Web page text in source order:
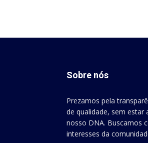
Sobre nós
Prezamos pela
de qualidade, sem estar
nosso DNA. Buscamos
interesses da